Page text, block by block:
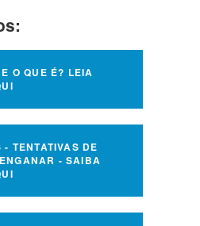
O QUE É? LEIA
TENTATIVAS DE
- SAIBA